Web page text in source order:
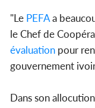
"Le PEFAa
le Chef de
évaluation pour
gouvernement
Dans son